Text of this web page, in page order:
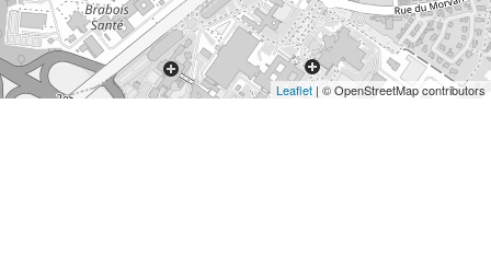
Leaflet | © OpenStreetMap contributors